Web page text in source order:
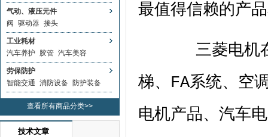
气动、液压元件
阀
驱动器 接头
工业耗材
汽车养护 胶管 汽车美容
劳保防护
智能交通 消防设备 防护装备
查看所有商品分类>>
技术文章
最值得信赖的产
三菱电机在中
梯、 FA系统、空
电机产品、汽车